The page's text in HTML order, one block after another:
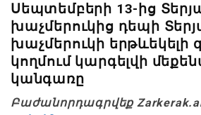
Սեպտեմբերի 13-ից
խաչմերուկից դեպի
խաչմերուկի երթևեկելի
կողմում կարգելվի
կանգառը
Բաժանորդագրվեք